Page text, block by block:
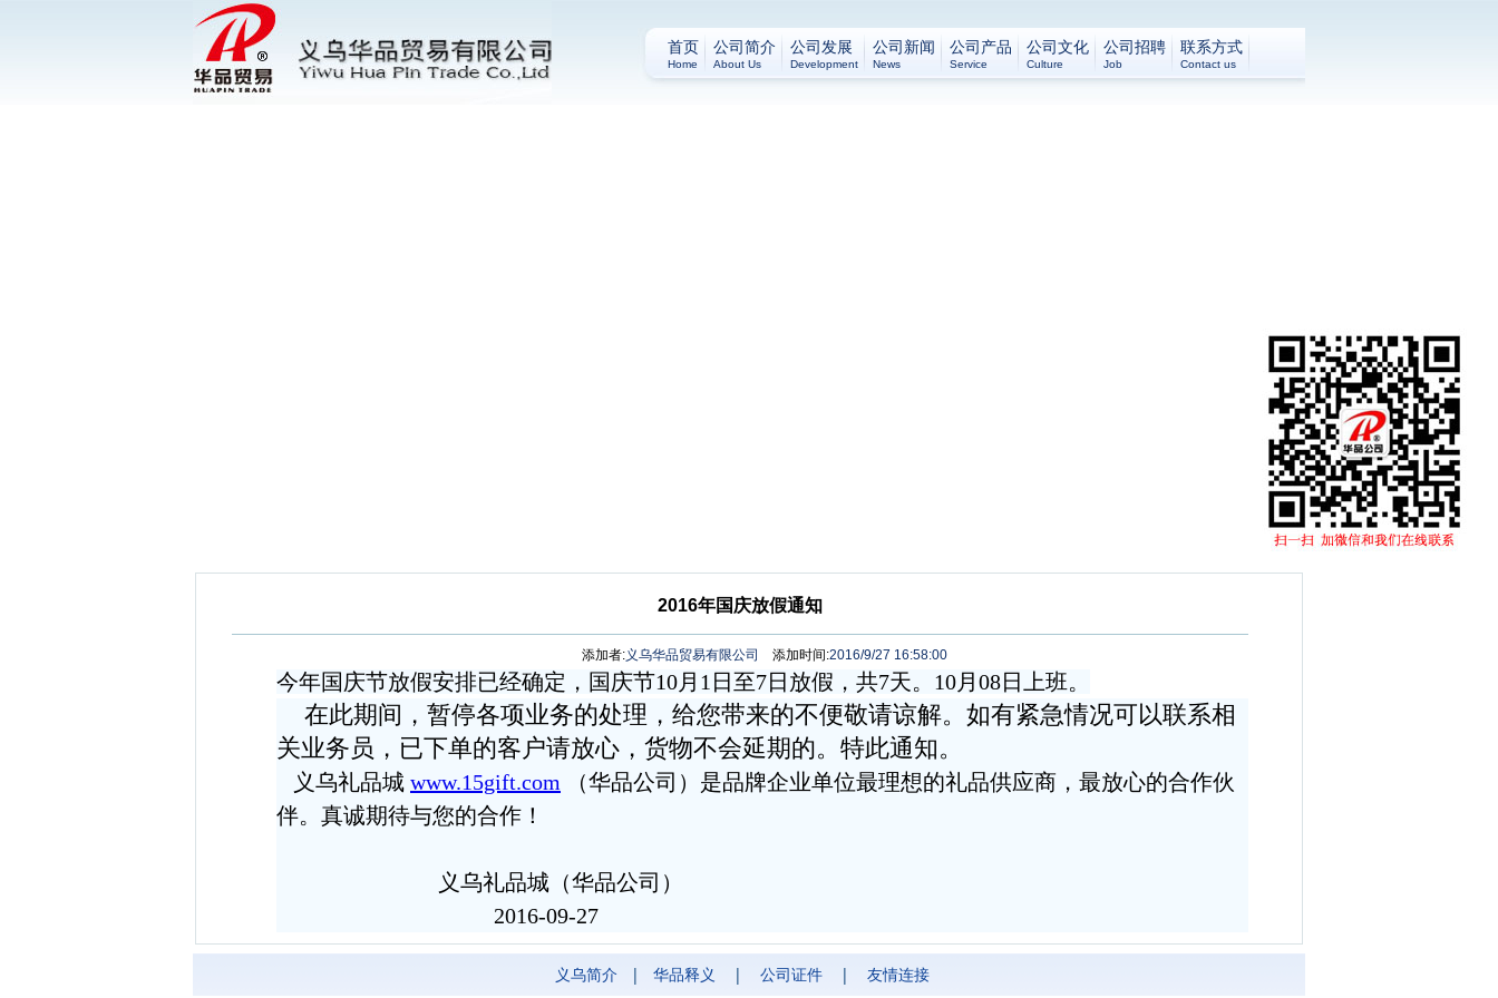
首页
Home
公司简介
About Us
公司发展
Development
公司新闻
News
公司产品
Service
公司文化
Culture
公司招聘
Job
联系方式
Contact us
2016年国庆放假通知
添加者:义乌华品贸易有限公司 添加时间:2016/9/27 16:58:00
今年国庆节放假安排已经确定，国庆节10月1日至7日放假，共7天。10月08日上班。
在此期间，暂停各项业务的处理，给您带来的不便敬请谅解。如有紧急情况可以联系相
关业务员，已下单的客户请放心，货物不会延期的。特此通知。
义乌礼品城 www.15gift.com （华品公司）是品牌企业单位最理想的礼品供应商，最放心的合作伙
伴。真诚期待与您的合作！
义乌礼品城（华品公司）
2016-09-27
义乌简介 | 华品释义 | 公司证件 | 友情连接